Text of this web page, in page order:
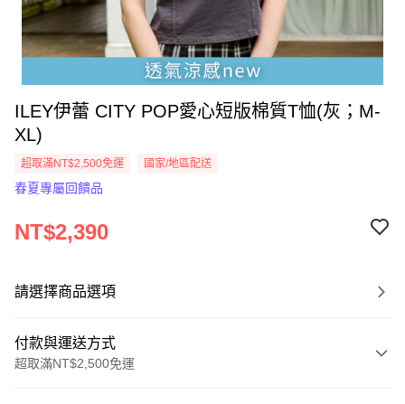
ILEY伊蕾 CITY POP愛心短版棉質T恤(灰；M-
XL)
超取滿NT$2,500免運 國家/地區配送
春夏專屬回饋品
NT$2,390
請選擇商品選項
付款與運送方式
超取滿NT$2,500免運